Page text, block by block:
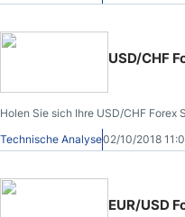
USD/CHF
Holen Sie sich Ihre USD/CHF Forex
Technische Analyse02/10/2018
EUR/USD